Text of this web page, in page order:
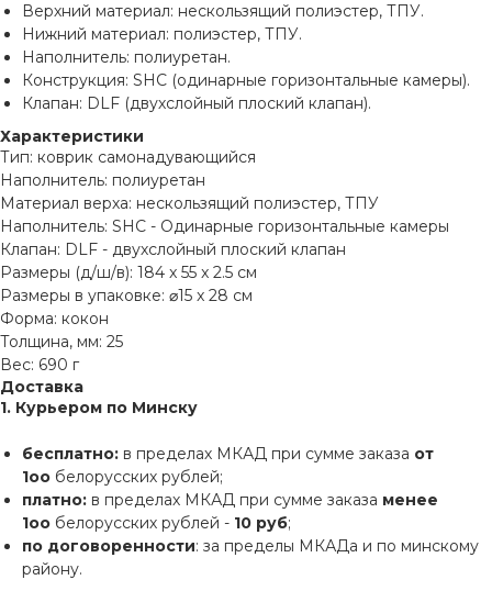
Верхний материал: нескользящий полиэстер, ТПУ.
Нижний материал: полиэстер, ТПУ.
Наполнитель: полиуретан.
Конструкция: SHC (одинарные горизонтальные камеры).
Клапан: DLF (двухслойный плоский клапан).
Характеристики
Тип: коврик самонадувающийся
Наполнитель: полиуретан
Материал верха: нескользящий полиэстер, ТПУ
Наполнитель: SHC - Одинарные горизонтальные камеры
Клапан: DLF - двухслойный плоский клапан
Размеры (д/ш/в): 184 x 55 x 2.5 см
Размеры в упаковке: ⌀15 x 28 см
Форма: кокон
Толщина, мм: 25
Вес: 690 г
Доставка
1. Курьером по Минску
бесплатно: в пределах МКАД при сумме заказа от
1оо белорусских рублей;
платно: в пределах МКАД при сумме заказа менее
1оо белорусских рублей - 10 руб;
по договоренности: за пределы МКАДа и по минскому
району.